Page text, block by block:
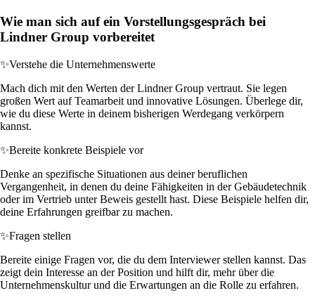
Wie man sich auf ein Vorstellungsgespräch bei
Lindner Group vorbereitet
✨Verstehe die Unternehmenswerte
Mach dich mit den Werten der Lindner Group vertraut. Sie legen
großen Wert auf Teamarbeit und innovative Lösungen. Überlege dir,
wie du diese Werte in deinem bisherigen Werdegang verkörpern
kannst.
✨Bereite konkrete Beispiele vor
Denke an spezifische Situationen aus deiner beruflichen
Vergangenheit, in denen du deine Fähigkeiten in der Gebäudetechnik
oder im Vertrieb unter Beweis gestellt hast. Diese Beispiele helfen dir,
deine Erfahrungen greifbar zu machen.
✨Fragen stellen
Bereite einige Fragen vor, die du dem Interviewer stellen kannst. Das
zeigt dein Interesse an der Position und hilft dir, mehr über die
Unternehmenskultur und die Erwartungen an die Rolle zu erfahren.